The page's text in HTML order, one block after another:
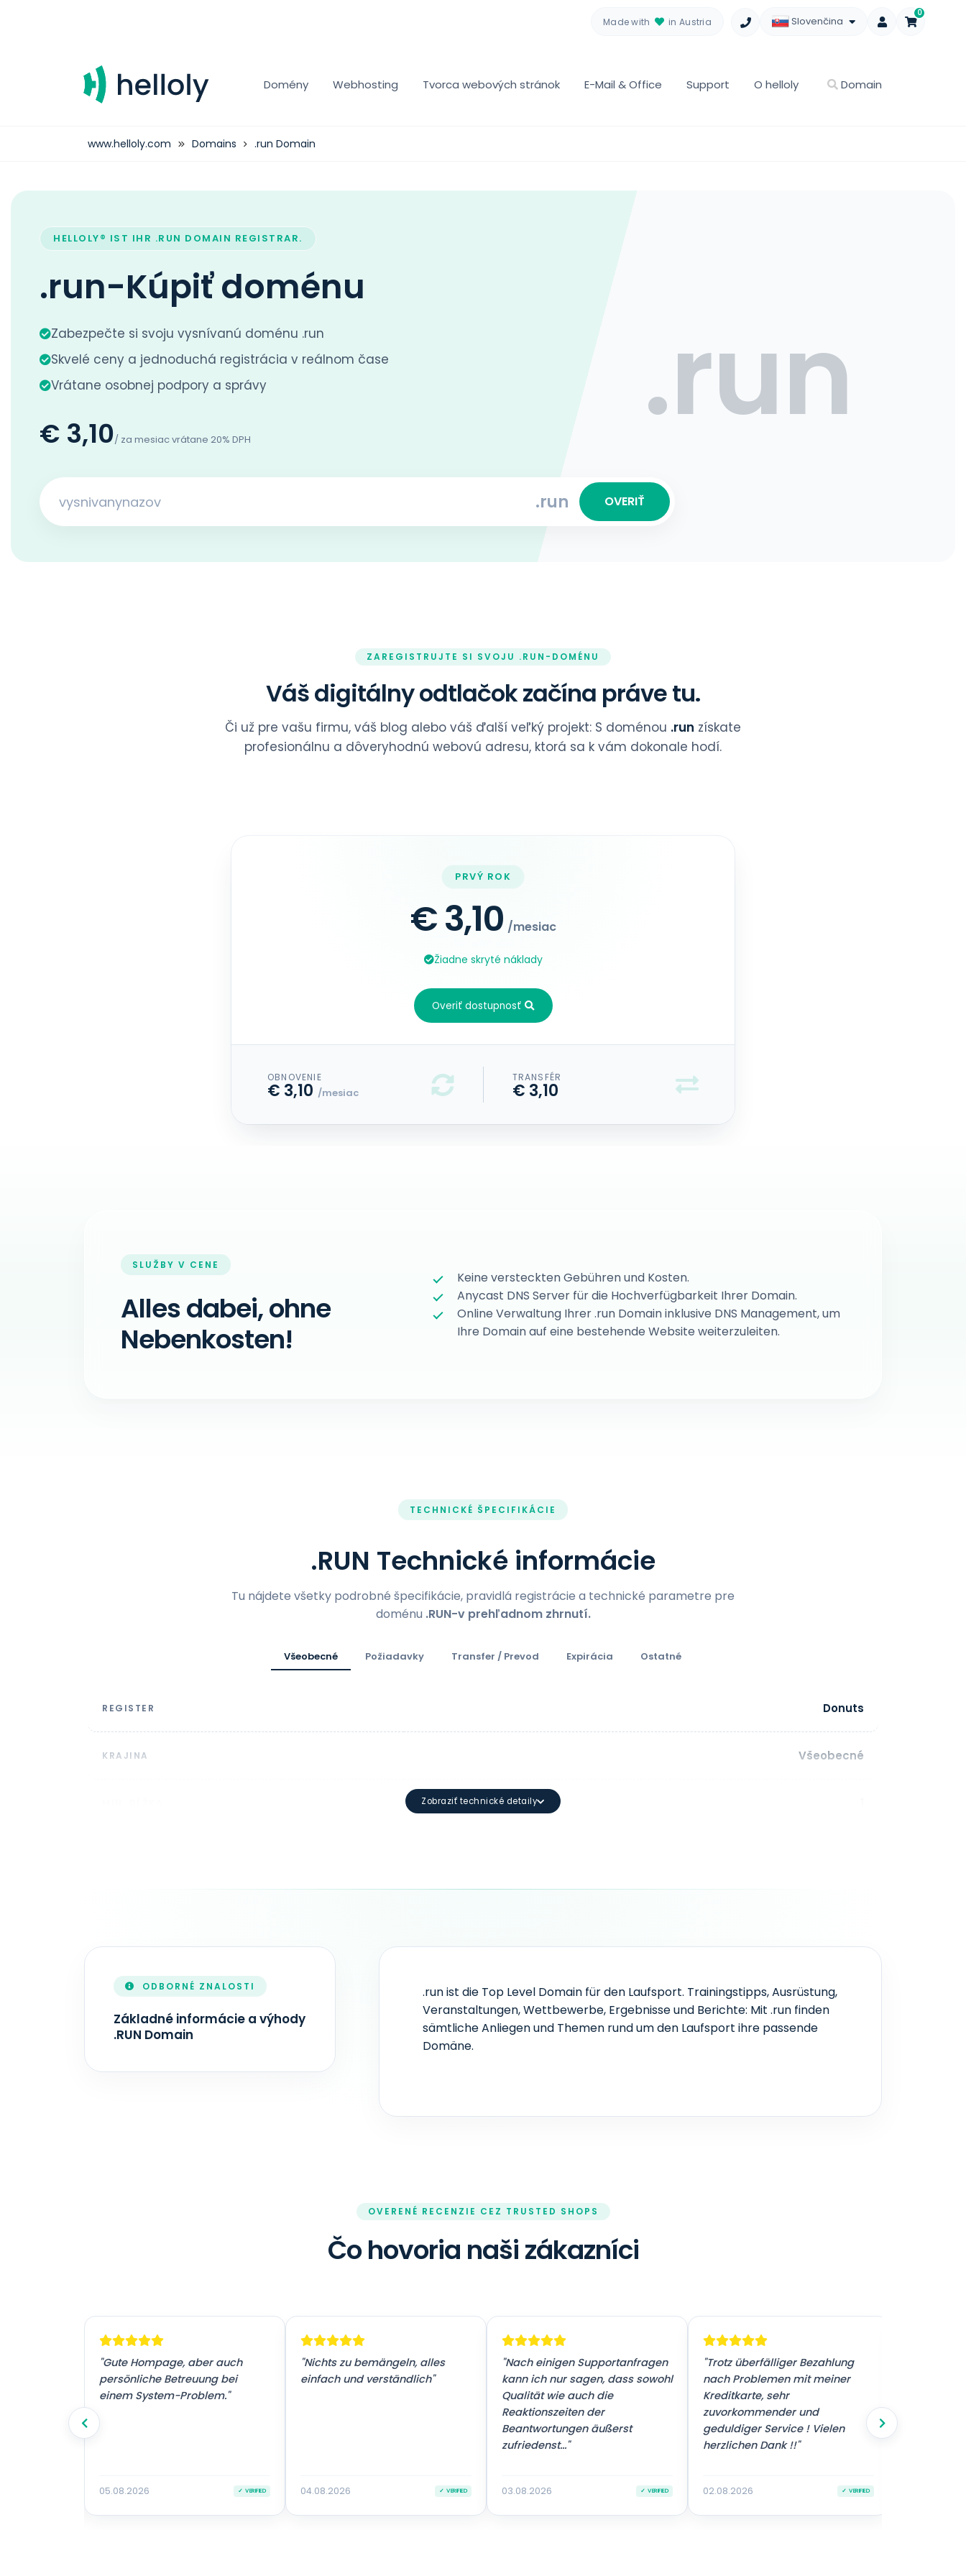
Made with in Austria Slovenčina
0
Domény Webhosting Tvorca webových stránok E-Mail & Office Support O helloly Domain
www.helloly.com Domains .run Domain
HELLOLY® IST IHR .RUN DOMAIN REGISTRAR.
.run-Kúpiť doménu
Zabezpečte si svoju vysnívanú doménu .run
Skvelé ceny a jednoduchá registrácia v reálnom čase
Vrátane osobnej podpory a správy
€ 3,10/ za mesiac vrátane 20% DPH
.run OVERIŤ
.run
ZAREGISTRUJTE SI SVOJU .RUN-DOMÉNU
Váš digitálny odtlačok začína práve tu.
Či už pre vašu firmu, váš blog alebo váš ďalší veľký projekt: S doménou .run získate
profesionálnu a dôveryhodnú webovú adresu, ktorá sa k vám dokonale hodí.
PRVÝ ROK
€ 3,10 /mesiac
Žiadne skryté náklady
Overiť dostupnosť
OBNOVENIE
€ 3,10 /mesiac
TRANSFÉR
€ 3,10
SLUŽBY V CENE
Alles dabei, ohne
Nebenkosten!
Keine versteckten Gebühren und Kosten.
Anycast DNS Server für die Hochverfügbarkeit Ihrer Domain.
Online Verwaltung Ihrer .run Domain inklusive DNS Management, um
Ihre Domain auf eine bestehende Website weiterzuleiten.
TECHNICKÉ ŠPECIFIKÁCIE
.RUN Technické informácie
Tu nájdete všetky podrobné špecifikácie, pravidlá registrácie a technické parametre pre
doménu .RUN-v prehľadnom zhrnutí.
Všeobecné Požiadavky Transfer / Prevod Expirácia Ostatné
REGISTER Donuts
KRAJINA Všeobecné
Zobraziť technické detaily
ODBORNÉ ZNALOSTI
Základné informácie a výhody
.RUN Domain
.run ist die Top Level Domain für den Laufsport. Trainingstipps, Ausrüstung,
Veranstaltungen, Wettbewerbe, Ergebnisse und Berichte: Mit .run finden
sämtliche Anliegen und Themen rund um den Laufsport ihre passende
Domäne.
OVERENÉ RECENZIE CEZ TRUSTED SHOPS
Čo hovoria naši zákazníci
"Gute Hompage, aber auch
persönliche Betreuung bei
einem System-Problem."
05.08.2026 ✓ VERIFIED
"Nichts zu bemängeln, alles
einfach und verständlich"
04.08.2026 ✓ VERIFIED
"Nach einigen Supportanfragen
kann ich nur sagen, dass sowohl
Qualität wie auch die
Reaktionszeiten der
Beantwortungen äußerst
zufriedenst..."
03.08.2026 ✓ VERIFIED
"Trotz überfälliger Bezahlung
nach Problemen mit meiner
Kreditkarte, sehr
zuvorkommender und
geduldiger Service ! Vielen
herzlichen Dank !!"
02.08.2026 ✓ VERIFIED